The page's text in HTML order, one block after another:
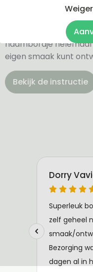
Via onderstaande
een tutorial die u een
ontwerptool.
naambordje
eigen smaak kunt
Bekijk de instructie